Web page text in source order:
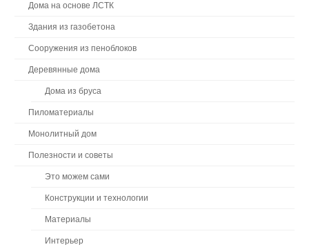
Дома на основе ЛСТК
Здания из газобетона
Сооружения из пеноблоков
Деревянные дома
Дома из бруса
Пиломатериалы
Монолитный дом
Полезности и советы
Это можем сами
Конструкции и технологии
Материалы
Интерьер